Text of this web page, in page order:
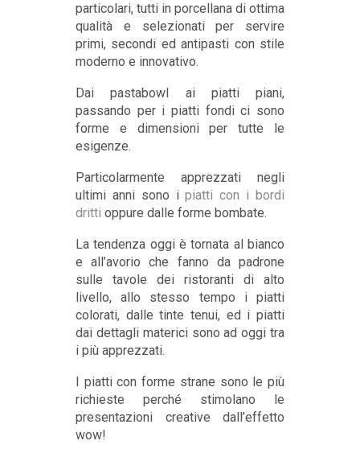
particolari, tutti in porcellana di ottima
qualità e selezionati per servire
primi, secondi ed antipasti con stile
moderno e innovativo.
Dai pastabowl ai piatti piani,
passando per i piatti fondi ci sono
forme e dimensioni per tutte le
esigenze.
Particolarmente apprezzati negli
ultimi anni sono ipiatti con i bordi
dritti oppure dalle forme bombate.
La tendenza oggi è tornata al bianco
e all’avorio che fanno da padrone
sulle tavole dei ristoranti di alto
livello, allo stesso tempo i piatti
colorati, dalle tinte tenui, ed i piatti
dai dettagli materici sono ad oggi tra
i più apprezzati.
I piatti con forme strane sono le più
richieste perché stimolano le
presentazioni creative dall’effetto
wow!